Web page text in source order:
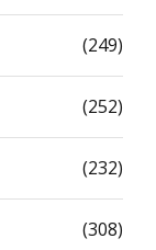
(249)
(252)
(232)
(308)